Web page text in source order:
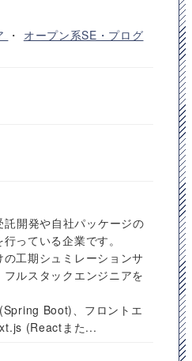
・ オープン系SE・プログ
開発や自社パッケージの
っている企業です。
工期シュミレーションサ
ルスタックエンジニアを
Boot)、フロントエ
(Reactまた...